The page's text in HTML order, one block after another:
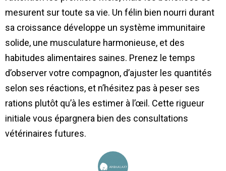
mesurent sur toute sa vie. Un félin bien nourri durant
sa croissance développe un système immunitaire
solide, une musculature harmonieuse, et des
habitudes alimentaires saines. Prenez le temps
d’observer votre compagnon, d’ajuster les quantités
selon ses réactions, et n’hésitez pas à peser ses
rations plutôt qu’à les estimer à l’œil. Cette rigueur
initiale vous épargnera bien des consultations
vétérinaires futures.